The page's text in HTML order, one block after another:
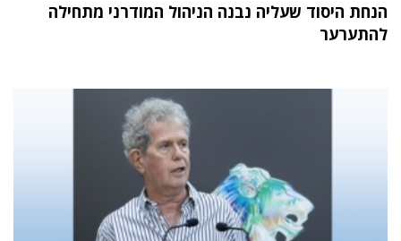
הנחת היסוד שעליה נבנה הניהול המודרני מתחילה
להתערער